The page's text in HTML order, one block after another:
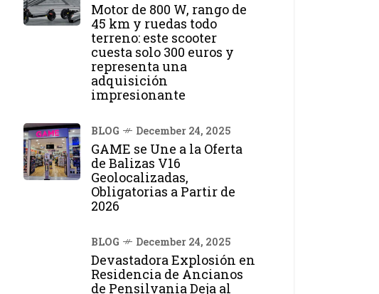
Motor de 800 W, rango de
45 km y ruedas todo
terreno: este scooter
cuesta solo 300 euros y
representa una
adquisición
impresionante
BLOG December 24, 2025
GAME se Une a la Oferta
de Balizas V16
Geolocalizadas,
Obligatorias a Partir de
2026
BLOG December 24, 2025
Devastadora Explosión en
Residencia de Ancianos
de Pensilvania Deja al